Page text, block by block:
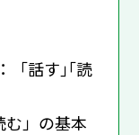
「話す｣｢読
」の基本